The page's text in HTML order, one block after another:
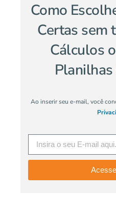
Como
Certas sem
Cálculos
Ao inserir seu e-mail, você